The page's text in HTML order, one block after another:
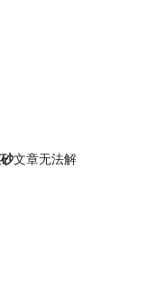
文章无法解